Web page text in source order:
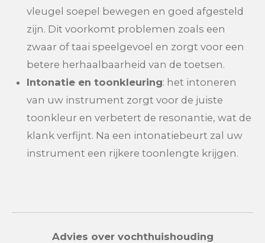
vleugel soepel bewegen en goed afgesteld
zijn. Dit voorkomt problemen zoals een
zwaar of taai speelgevoel en zorgt voor een
betere herhaalbaarheid van de toetsen.
Intonatie en toonkleuring: het intoneren
van uw instrument zorgt voor de juiste
toonkleur en verbetert de resonantie, wat de
klank verfijnt. Na een intonatiebeurt zal uw
instrument een rijkere toonlengte krijgen.
Advies over vochthuishouding